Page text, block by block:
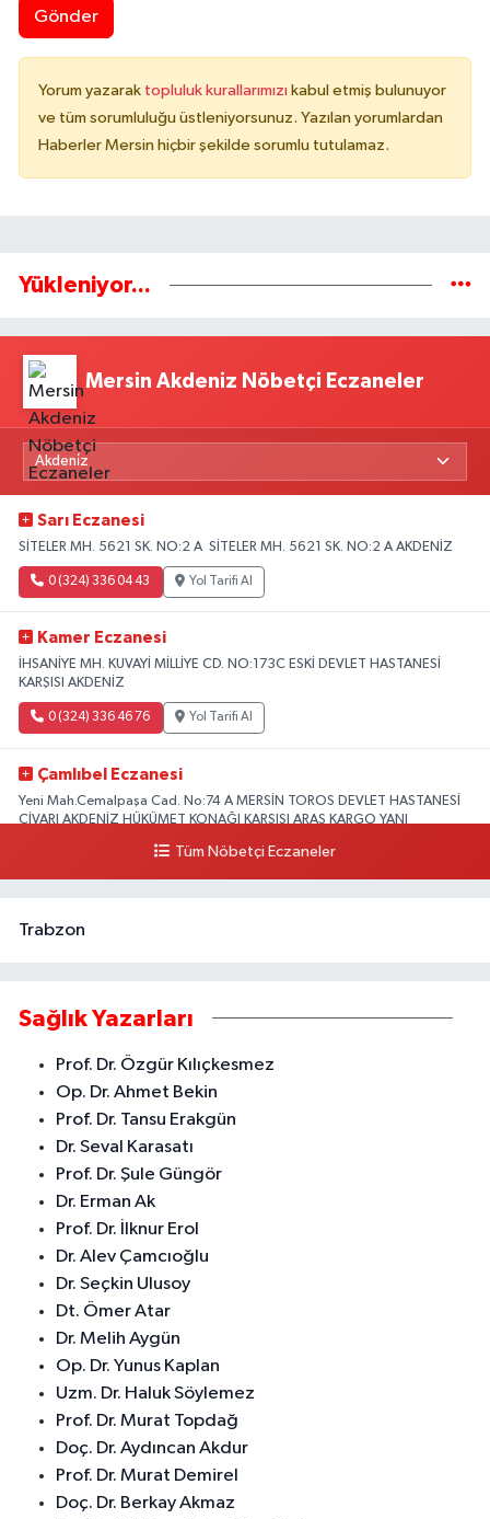
Gönder
Yorum yazarak topluluk kurallarımızı kabul etmiş bulunuyor
ve tüm sorumluluğu üstleniyorsunuz. Yazılan yorumlardan
Haberler Mersin hiçbir şekilde sorumlu tutulamaz.
Yükleniyor...
Mersin Akdeniz Nöbetçi Eczaneler
Sarı Eczanesi
SİTELER MH. 5621 SK. NO:2 A SİTELER MH. 5621 SK. NO:2 A AKDENİZ
0 (324) 336 04 43 Yol Tarifi Al
Kamer Eczanesi
İHSANİYE MH. KUVAYİ MİLLİYE CD. NO:173C ESKİ DEVLET HASTANESİ
KARŞISI AKDENİZ
0 (324) 336 46 76 Yol Tarifi Al
Çamlıbel Eczanesi
Yeni Mah.Cemalpaşa Cad. No:74 A MERSİN TOROS DEVLET HASTANESİ
CİVARI AKDENİZ HÜKÜMET KONAĞI KARŞISI ARAS KARGO YANI
Yol Tarifi Al
Tüm Nöbetçi Eczaneler
Trabzon
Sağlık Yazarları
Prof. Dr. Özgür Kılıçkesmez
Op. Dr. Ahmet Bekin
Prof. Dr. Tansu Erakgün
Dr. Seval Karasatı
Prof. Dr. Şule Güngör
Dr. Erman Ak
Prof. Dr. İlknur Erol
Dr. Alev Çamcıoğlu
Dr. Seçkin Ulusoy
Dt. Ömer Atar
Dr. Melih Aygün
Op. Dr. Yunus Kaplan
Uzm. Dr. Haluk Söylemez
Prof. Dr. Murat Topdağ
Doç. Dr. Aydıncan Akdur
Prof. Dr. Murat Demirel
Doç. Dr. Berkay Akmaz